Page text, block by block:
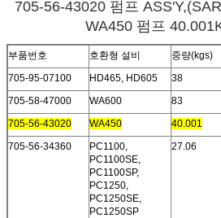
705-56-43020 펌프
WA450 펌프
부품번호 호환형 설비 중량(kgs)
705-95-07100
HD465, HD605 38
705-58-47000
WA600 83
705-56-43020
WA450 40.001
705-56-34360
PC1100,
PC1100SE,
PC1100SP,
PC1250,
PC1250SE,
PC1250SP
27.06